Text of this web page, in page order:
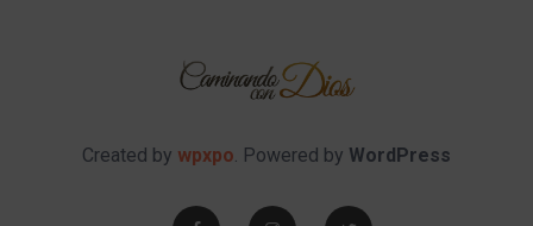
Created by wpxpo. Powered by WordPress